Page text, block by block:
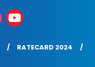
RATECARD 2024